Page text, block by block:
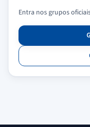
Entra nos grupos